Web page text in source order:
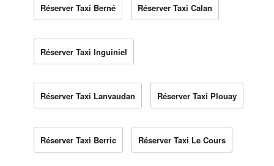
Réserver Taxi Berné Réserver Taxi Calan
Réserver Taxi Inguiniel
Réserver Taxi Lanvaudan Réserver Taxi Plouay
Réserver Taxi Berric Réserver Taxi Le Cours